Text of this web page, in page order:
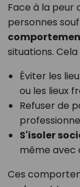
Face à la peur
personnes
situations. Cela
Éviter les
ou les lieux
Refuser de
S'isoler
même avec
Ces